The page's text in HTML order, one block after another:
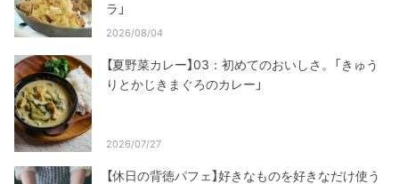
ラ」
2026/08/04
【夏野菜カレー】03：初めてのおいしさ。「きゅう
りとかじきまぐろのカレー」
2026/07/27
【休日の背徳パフェ】好きなものを好きなだけ使う